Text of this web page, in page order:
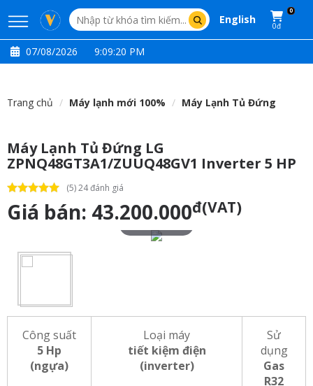
English
0
0đ
07/08/2026 9:09:21 PM
Trang chủ Máy lạnh mới 100% Máy Lạnh Tủ Đứng
Máy Lạnh Tủ Đứng LG
ZPNQ48GT3A1/ZUUQ48GV1 Inverter 5 HP
(5) 24 đánh giá
Giá bán: 43.200.000đ(VAT)
Công suất
5 Hp
(ngựa)
Loại máy
tiết kiệm điện
(inverter)
Sử
dụng
Gas
R32